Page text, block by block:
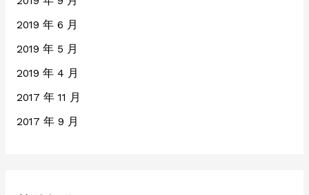
2019 年 6 月
2019 年 5 月
2019 年 4 月
2017 年 11 月
2017 年 9 月